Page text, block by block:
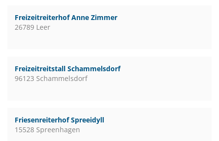
Freizeitreiterhof Anne Zimmer
26789 Leer
Freizeitreitstall Schammelsdorf
96123 Schammelsdorf
Friesenreiterhof Spreeidyll
15528 Spreenhagen